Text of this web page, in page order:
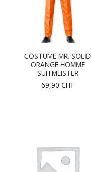
COSTUME MR. SOLID
ORANGE HOMME
SUITMEISTER
69,90 CHF